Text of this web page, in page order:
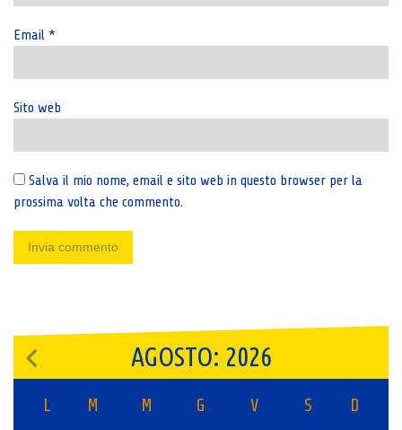
Email *
Sito web
Salva il mio nome, email e sito web in questo browser per la
prossima volta che commento.
AGOSTO: 2026
L M M G V S D